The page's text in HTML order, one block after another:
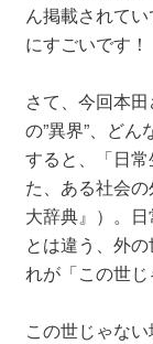
ん掲載されて
にすごいです！
さて、今回本
の”異界”、どん
すると、「日
た、ある社会
大辞典』）。
とは違う、外
れが「この世じ
この世じゃな